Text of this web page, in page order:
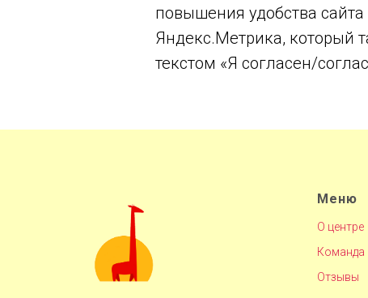
повышения удобства
Яндекс.Метрика, который
текстом «Я согласен/
Меню
О центре
Команда
Отзывы